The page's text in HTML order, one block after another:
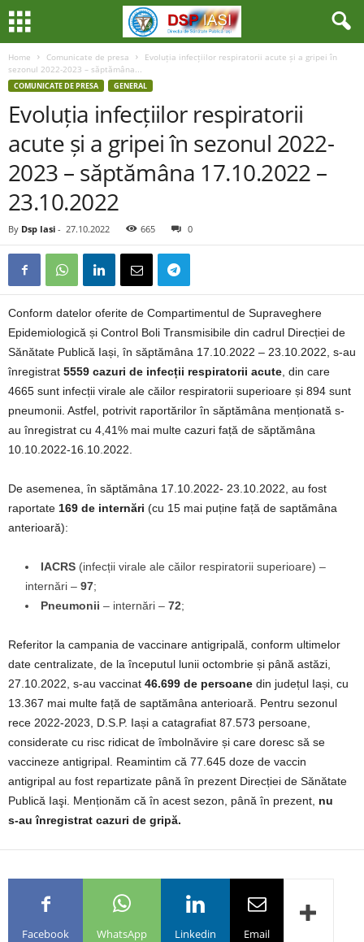
Home Comunicate de presa
Evoluția infecțiilor respiratorii acute și a gripei în
sezonul 2022-2023 – săptămâna...
COMUNICATE DE PRESA GENERAL
Evoluția infecțiilor respiratorii
acute și a gripei în sezonul 2022-
2023 – săptămâna 17.10.2022 –
23.10.2022
By Dsp Iasi - 27.10.2022 665 0
Conform datelor oferite de Compartimentul de Supraveghere
Epidemiologică și Control Boli Transmisibile din cadrul Direcției de
Sănătate Publică Iași, în săptămâna 17.10.2022 – 23.10.2022, s-au
înregistrat 5559 cazuri de infecții respiratorii acute , din care
4665 sunt infecții virale ale căilor respiratorii superioare și 894 sunt
pneumonii. Astfel, potrivit raportărilor în săptămâna menționată s-
au înregistrat cu 4,41% mai multe cazuri față de săptămâna
10.10.2022-16.10.2022.
De asemenea, în săptămâna 17.10.2022- 23.10.2022, au fost
raportate 169 de internări (cu 15 mai puține față de saptămâna
anterioară):
IACRS (infecții virale ale căilor respiratorii superioare) –
internări – 97;
Pneumonii – internări – 72;
Referitor la campania de vaccinare antigripală, conform ultimelor
date centralizate, de la începutul lunii octombrie și până astăzi,
27.10.2022, s-au vaccinat 46.699 de persoane din județul Iași, cu
13.367 mai multe față de saptămâna anterioară. Pentru sezonul
rece 2022-2023, D.S.P. Iași a catagrafiat 87.573 persoane,
considerate cu risc ridicat de îmbolnăvire și care doresc să se
vaccineze antigripal. Reamintim că 77.645 doze de vaccin
antigripal au fost repartizate până în prezent Direcției de Sănătate
Publică Iaşi. Menționăm că în acest sezon, până în prezent, nu
s-au înregistrat cazuri de gripă.
Facebook WhatsApp Linkedin Email